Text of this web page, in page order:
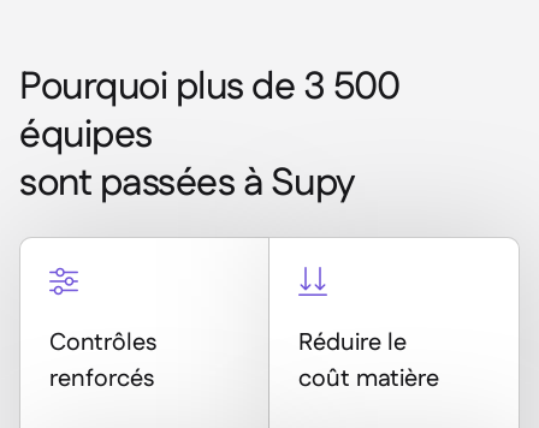
Pourquoi plus de 3 500
équipes
sont passées à Supy

Contrôles
renforcés

Réduire le
coût matière